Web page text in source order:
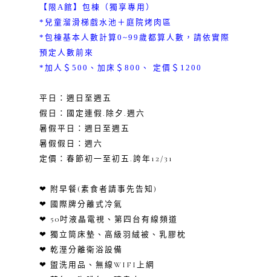
【限A館】包棟（獨享專用）
*兒童溜滑梯戲水池＋庭院烤肉區
*包棟基本人數計算0~99歲都算人數，請依實際
預定人數前來
*加人＄500、加床＄800、 定價＄1200
平日：週日至週五
假日：國定連假.除夕.週六
暑假平日：週日至週五
暑假假日：週六
定價：春節初一至初五.誇年12/31
❤ 附早餐(素食者請事先告知)
❤ 國際牌分離式冷氣
❤ 50吋液晶電視、第四台有線頻道
❤ 獨立筒床墊、高級羽絨被、乳膠枕
❤ 乾溼分離衛浴設備
❤ 盥洗用品、無線WIFI上網